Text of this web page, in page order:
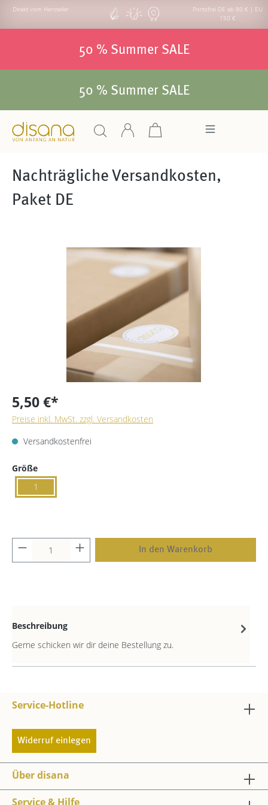
Direkt vom Hersteller
Portofrei DE ab 80 € | EU
150 €
50 % Summer SALE
50 % Summer SALE
Nachträgliche Versandkosten,
Paket DE
5,50 €*
Preise inkl. MwSt. zzgl. Versandkosten
Versandkostenfrei
Größe
1
In den Warenkorb
Beschreibung
Gerne schicken wir dir deine Bestellung zu.
Service-Hotline
Widerruf einlegen
Über disana
Service & Hilfe